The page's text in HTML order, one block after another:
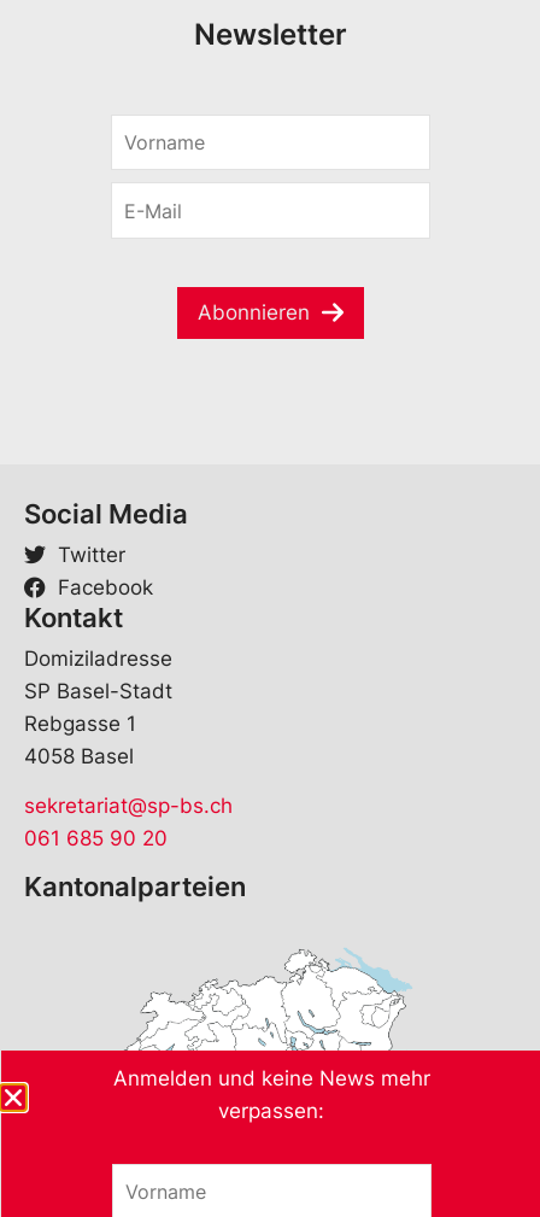
Newsletter
r
m
M
M
Abonnieren
Social Media
Twitter
Facebook
Kontakt
Domiziladresse
SP Basel-Stadt
Rebgasse 1
4058 Basel
sekretariat@sp-bs.ch
061 685 90 20
Kantonalparteien
Anmelden und keine News mehr
verpassen: